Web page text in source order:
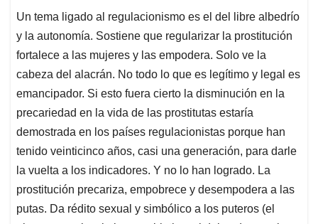
Un tema ligado al regulacionismo es el del libre albedrío
y la autonomía. Sostiene que regularizar la prostitución
fortalece a las mujeres y las empodera. Solo ve la
cabeza del alacrán. No todo lo que es legítimo y legal es
emancipador. Si esto fuera cierto la disminución en la
precariedad en la vida de las prostitutas estaría
demostrada en los países regulacionistas porque han
tenido veinticinco años, casi una generación, para darle
la vuelta a los indicadores. Y no lo han logrado. La
prostitución precariza, empobrece y desempodera a las
putas. Da rédito sexual y simbólico a los puteros (el